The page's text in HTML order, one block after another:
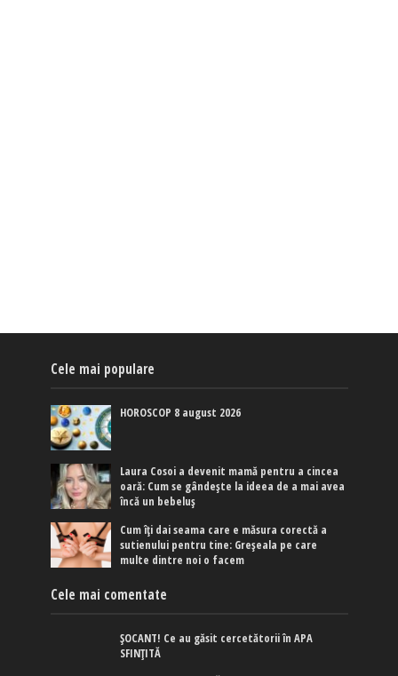
Cele mai populare
HOROSCOP 8 august 2026
Laura Cosoi a devenit mamă pentru a cincea
oară: Cum se gândește la ideea de a mai avea
încă un bebeluș
Cum îți dai seama care e măsura corectă a
sutienului pentru tine: Greșeala pe care
multe dintre noi o facem
Cele mai comentate
ȘOCANT! Ce au găsit cercetătorii în APA
SFINȚITĂ